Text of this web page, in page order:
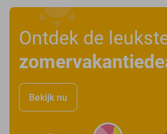
Ontdek de
Bekijk nu